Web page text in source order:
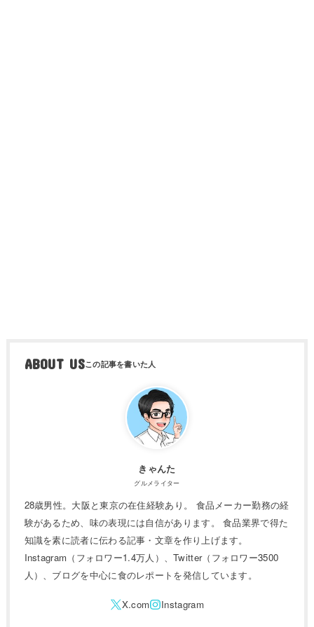
ABOUT US
きゃんた
グルメライター
28歳男性。大阪と東京の在住経験あり。 食品メーカー勤務の経
験があるため、味の表現には自信があります。 食品業界で得た
知識を素に読者に伝わる記事・文章を作り上げます。
Instagram（フォロワー1.4万人）、Twitter（フォロワー3500
人）、ブログを中心に食のレポートを発信しています。